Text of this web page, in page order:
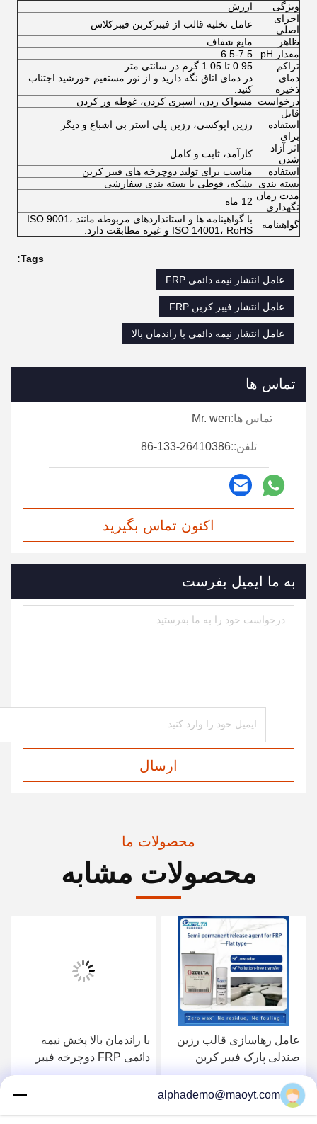
ویژگی
ارزش
اجزای
اصلی
عامل تخلیه قالب از فیبرکربن فیبرکلاس
ظاهر
مایع شفاف
مقدار pH
6.5-7.5
تراکم
0.95 تا 1.05 گرم در سانتی متر
دمای
ذخیره
در دمای اتاق نگه دارید و از نور مستقیم خورشید اجتناب
کنید.
درخواست مسواک زدن، اسپری کردن، غوطه ور کردن
قابل
استفاده
برای
رزین اپوکسی، رزین پلی استر بی اشباع و دیگر
اثر آزاد
شدن
کارآمد، ثابت و کامل
استفاده
مناسب برای تولید دوچرخه های فیبر کربن
بسته بندی
بشکه، قوطی یا بسته بندی سفارشی
مدت زمان
نگهداری
12 ماه
گواهینامه
با گواهینامه ها و استانداردهای مربوطه مانند ISO 9001،
ISO 14001، RoHS و غیره مطابقت دارد.
Tags:
عامل انتشار نیمه دائمی FRP
عامل انتشار فیبر کربن FRP
عامل انتشار نیمه دائمی با راندمان بالا
تماس ها
تماس ها:Mr. wen
تلفن::86-133-26410386
اکنون تماس بگیرید
به ما ایمیل بفرست
ارسال
محصولات ما
محصولات مشابه
عامل رهاسازی قالب رزین
صندلی پارک فیبر کربن
بهترین قیمت را دریافت کنید
با راندمان بالا پخش نیمه
دائمی FRP دوچرخه فیبر
کربن
بهترین قیمت را دریافت کنید
alphademo@maoyt.com